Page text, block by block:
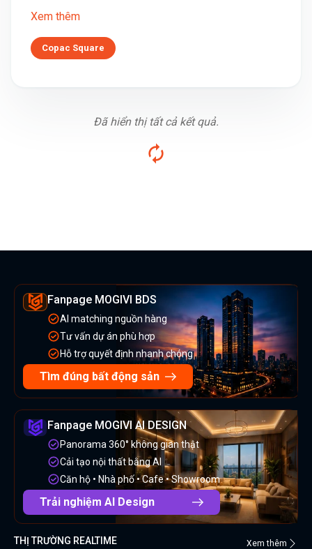
Xem thêm
Copac Square
Đã hiển thị tất cả kết quả.
Fanpage MOGIVI BDS
AI matching nguồn hàng
Tư vấn dự án phù hợp
Hỗ trợ quyết định nhanh chóng
Tìm đúng bất động sản
Fanpage MOGIVI AI DESIGN
Panorama 360° không gian thật
Cải tạo nội thất bằng AI
Căn hộ • Nhà phố • Cafe • Showroom
Trải nghiệm AI Design
THỊ TRƯỜNG REALTIME Xem thêm